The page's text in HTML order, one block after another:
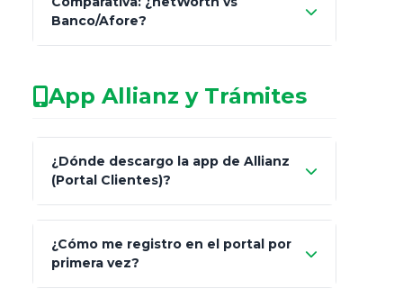
patrimonio con asesores informales en
redes sociales.
consultor técnico
legalmente facultado
Banco/Afore?
Característica netWorth (Certificado)
Fiscalidad Estrategia Art. 151 / 93
App Allianz y Trámites
¿Dónde descargo la app de Allianz
(Portal Clientes)?
Client"
¿Cómo me registro en el portal por
primera vez?